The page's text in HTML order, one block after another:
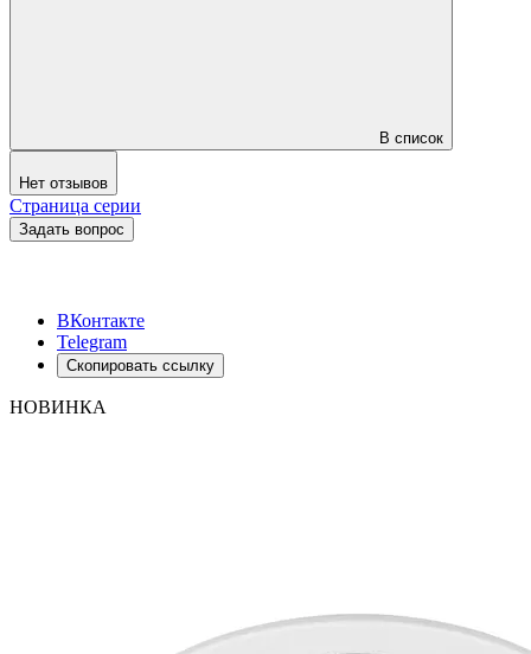
В список
Нет отзывов
Страница серии
Задать вопрос
ВКонтакте
Telegram
Скопировать ссылку
НОВИНКА